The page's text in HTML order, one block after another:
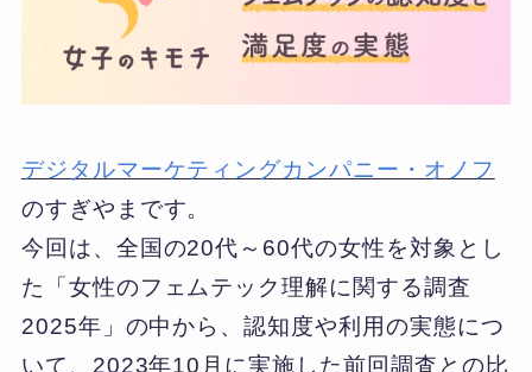
デジタルマーケティングカンパニー・オノフ
のすぎやまです。
今回は、全国の20代～60代の女性を対象とし
た「女性のフェムテック理解に関する調査
2025年」の中から、認知度や利用の実態につ
いて、2023年10月に実施した前回調査との比